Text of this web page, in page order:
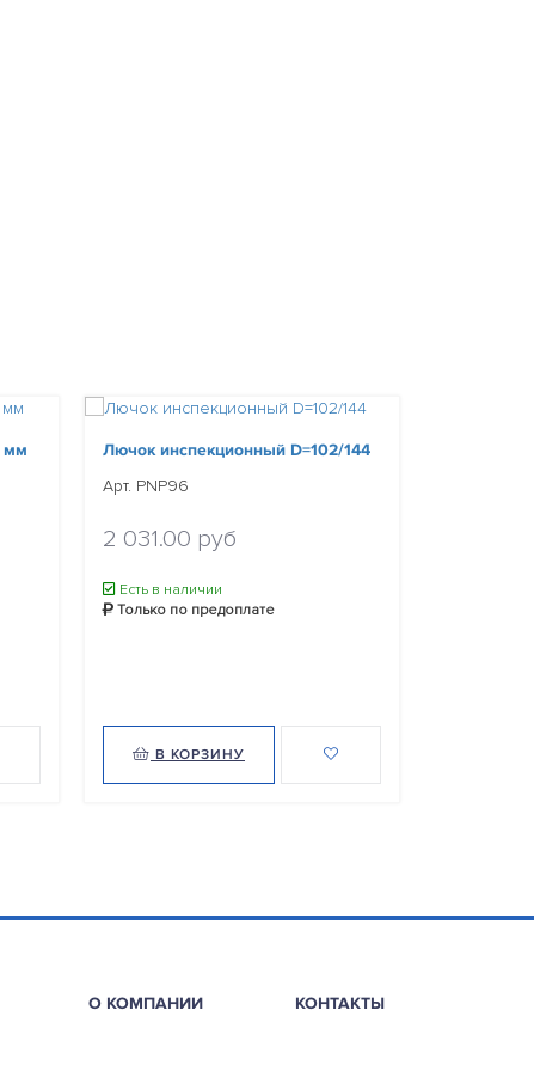
мм
Лючок инспекционный D=102/144
Арт. PNP96
2 031.00 руб
Есть в наличии
Только по предоплате
В КОРЗИНУ
О КОМПАНИИ КОНТАКТЫ